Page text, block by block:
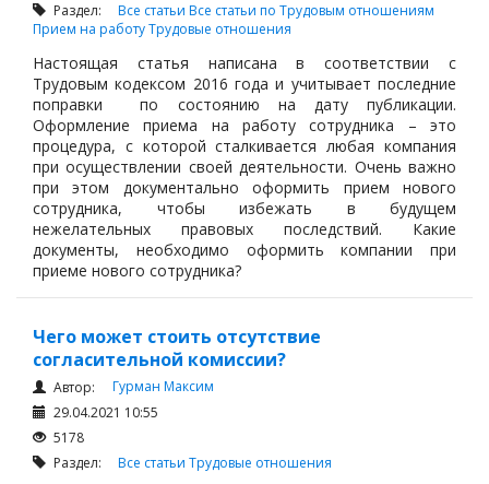
Раздел: Все статьи Все статьи по Трудовым отношениям
Прием на работуТрудовые отношения
Настоящая статья написана в соответствии с
Трудовым кодексом 2016 года и учитывает последние
поправки по состоянию на дату публикации.
Оформление приема на работу сотрудника – это
процедура, с которой сталкивается любая компания
при осуществлении своей деятельности. Очень важно
при этом документально оформить прием нового
сотрудника, чтобы избежать в будущем
нежелательных правовых последствий. Какие
документы, необходимо оформить компании при
приеме нового сотрудника?
Чего может стоить отсутствие
согласительной комиссии?
Автор:
Гурман Максим
29.04.2021 10:55
5178
Раздел: Все статьи Трудовые отношения